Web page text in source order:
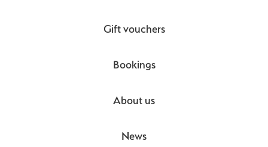
Gift vouchers
Bookings
About us
News